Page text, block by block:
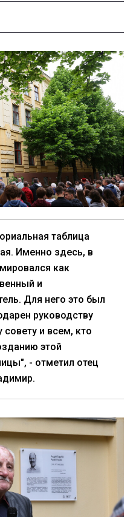
таблица
Именно здесь, в
как
и
Для него это был
руководству
и всем, кто
этой
- отметил отец